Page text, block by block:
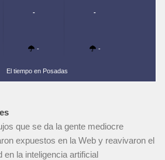
-
-
-
-
El tiempo en Posadas
que se da la gente mediocre
expuestos en la Web y reavivaron el
en la inteligencia artificial